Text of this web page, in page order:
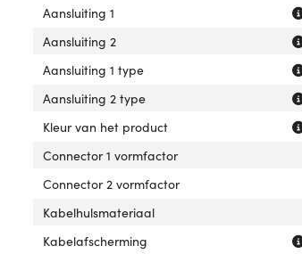
Aansluiting 1
Aansluiting 2
Aansluiting 1 type
Aansluiting 2 type
Kleur van het product
Connector 1 vormfactor
Connector 2 vormfactor
Kabelhulsmateriaal
Kabelafscherming